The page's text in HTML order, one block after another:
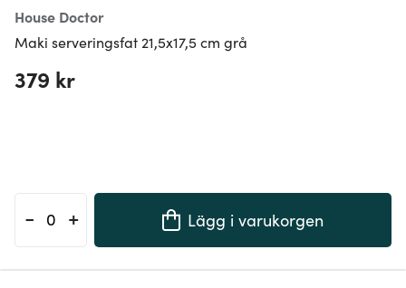
House Doctor
Maki serveringsfat 21,5x17,5 cm grå
379 kr
- + Lägg i varukorgen